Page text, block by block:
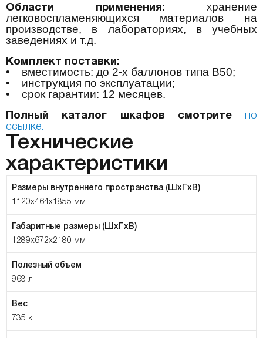
Области применения: хранение
легковоспламеняющихся материалов на
производстве, в лабораториях, в учебных
заведениях и т.д.
Комплект поставки:
• вместимость: до 2-х баллонов типа В50;
• инструкция по эксплуатации;
• срок гарантии: 12 месяцев.
Полный каталог шкафов смотрите
по
ссылке.
Технические
характеристики
Размеры внутреннего пространства (ШхГхВ)
1120х464х1855 мм
Габаритные размеры (ШхГхВ)
1289х672х2180 мм
Полезный объем
963 л
Вес
735 кг